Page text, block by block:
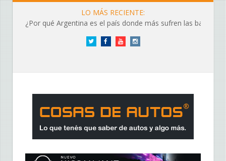
LO MÁS RECIENTE:
¿Por qué Argentina es el país donde más sufren las baterías?
Twitter FacebookYouTubeInstagram